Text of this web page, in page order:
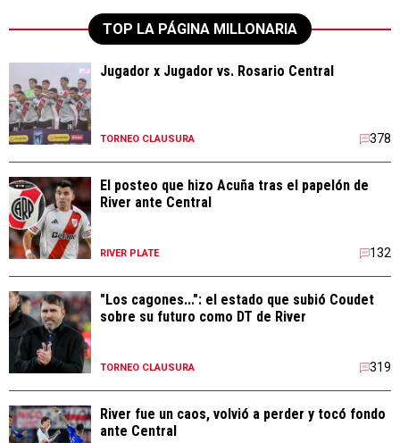
TOP LA PÁGINA MILLONARIA
Jugador x Jugador vs. Rosario Central
TORNEO CLAUSURA 378
El posteo que hizo Acuña tras el papelón de
River ante Central
RIVER PLATE 132
"Los cagones...": el estado que subió Coudet
sobre su futuro como DT de River
TORNEO CLAUSURA 319
River fue un caos, volvió a perder y tocó fondo
ante Central